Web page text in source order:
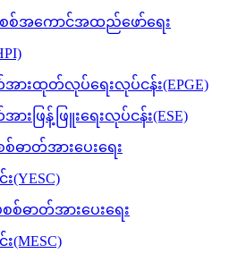
စစ်အကောင်အထည်ဖော်ရေး
ားထုတ်လုပ်ရေးလုပ်ငန်း(EPGE)
းဖြန့်ဖြူးရေးလုပ်ငန်း(ESE)
ဓာတ်အားပေးရေး
(YESC)
စစ်ဓာတ်အားပေးရေး
(MESC)